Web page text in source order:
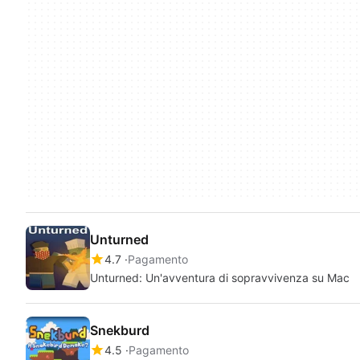
Unturned
4.7 Pagamento
Unturned: Un'avventura di sopravvivenza su Mac
Snekburd
4.5 Pagamento